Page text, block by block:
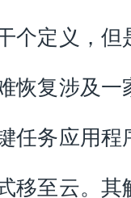
个定义，但
恢复涉及一
任务应用程
移至云。其